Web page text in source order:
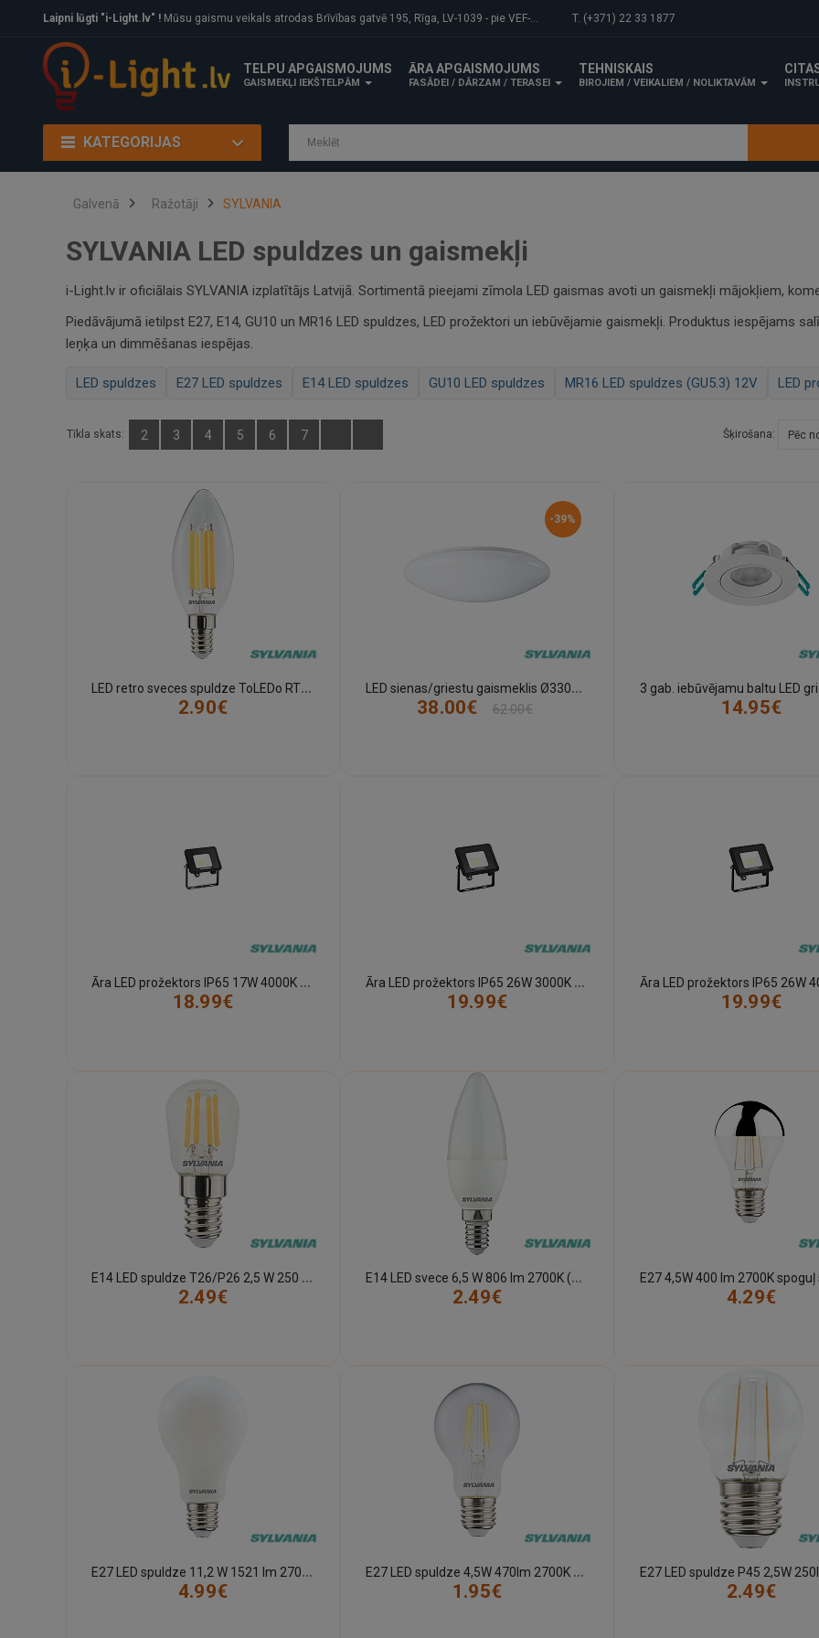
Laipni lūgti "i-Light.lv" ! Mūsu gaismu veikals atrodas Brīvības gatvē 195, Rīga, LV-1039 - pie VEF-Gaisa tilta. T. (+371) 22 33 1877
TELPU APGAISMOJUMS
GAISMEKĻI IEKŠTELPĀM
ĀRA APGAISMOJUMS
FASĀDEI / DĀRZAM / TERASEI
TEHNISKAIS
BIROJIEM / VEIKALIEM / NOLIKTAVĀM
KATEGORIJAS
Galvenā Ražotāji SYLVANIA
SYLVANIA LED spuldzes un gaismekļi
i-Light.lv ir oficiālais SYLVANIA izplatītājs Latvijā. Sortimentā pieejami zīmola LED gaismas avoti un gaismekļi mājokļiem,
Piedāvājumā ietilpst E27, E14, GU10 un MR16 LED spuldzes, LED prožektori un iebūvējamie gaismekļi. Produktus iespējams
leņķa un dimmēšanas iespējas.
LED spuldzes E27 LED spuldzes E14 LED spuldzes GU10 LED spuldzes MR16 LED spuldzes (GU5.3) 12V LED
Tīkla skats: 2 3 4 5 6 7 Šķirošana:
L
ED retro sveces spuldze ToLEDo RT Candle 6W 806 lm 2700K E14, caurspīdīga (Sylvania)
2.90€
-39%
L
ED sienas/griestu gaismeklis Ø330mm IP54 18W 1550lm DualTone 3000/4000K ar mikroviļņu sensoru (Sylvania)
38.00€
62.00€
14.95€
Ā
ra LED prožektors IP65 17W 4000K 2000 lm – melns (Sylvania)
18.99€
Ā
ra LED prožektors IP65 26W 3000K 3000 lm – melns (Sylvania)
19.99€
19.99€
E
14 LED spuldze T26/P26 2,5 W 250 lm 2700K (Sylvania)
2.49€
E
14 LED svece 6,5 W 806 lm 2700K (Sylvania)
2.49€
4.29€
E
27 LED spuldze 11,2 W 1521 lm 2700K matēta, dimmējama (Sylvania)
4.99€
E
27 LED spuldze 4,5W 470lm 2700K (Sylvania)
1.95€
2.49€